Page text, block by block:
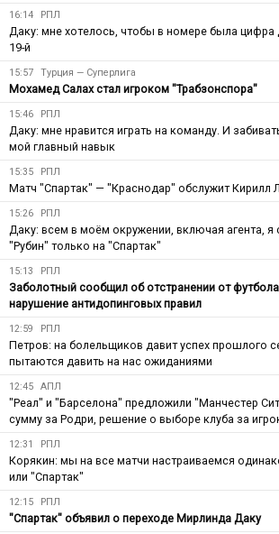
16:14 РПЛ
Даку: мне хотелось, чтобы в номере была цифра
19-й
15:57 Турция — Суперлига
Мохамед Салах стал игроком "Трабзонспора"
15:46 РПЛ
Даку: мне нравится играть на команду. И
мой главный навык
15:35 РПЛ
Матч "Спартак" — "Краснодар" обслужит Кирилл
15:26 РПЛ
Даку: всем в моём окружении, включая агента,
"Рубин" только на "Спартак"
15:13 РПЛ
Заболотный сообщил об отстранении от
нарушение антидопинговых правил
12:59 РПЛ
Петров: на болельщиков давит успех прошлого
пытаются давить на нас ожиданиями
12:45 АПЛ
"Реал" и "Барселона" предложили "Манчестер
сумму за Родри, решение о выборе клуба за
12:31 РПЛ
Корякин: мы на все матчи настраиваемся
или "Спартак"
12:15 РПЛ
"Спартак" объявил о переходе Мирлинда Даку